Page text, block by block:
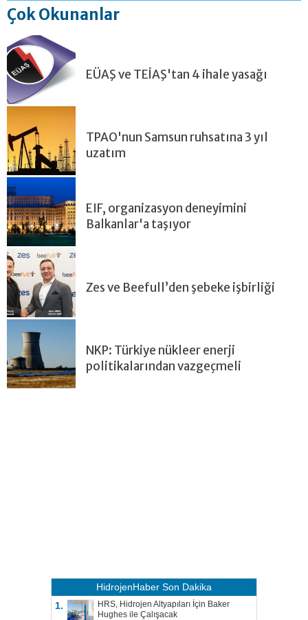
Çok Okunanlar
EÜAŞ ve TEİAŞ'tan 4 ihale yasağı
TPAO'nun Samsun ruhsatına 3 yıl
uzatım
EIF, organizasyon deneyimini
Balkanlar'a taşıyor
Zes ve Beefull’den şebeke işbirliği
NKP: Türkiye nükleer enerji
politikalarından vazgeçmeli
HidrojenHaber Son Dakika
1.
HRS, Hidrojen Altyapıları İçin Baker
Hughes ile Çalışacak